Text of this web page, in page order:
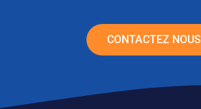
CONTACTEZ NOUS